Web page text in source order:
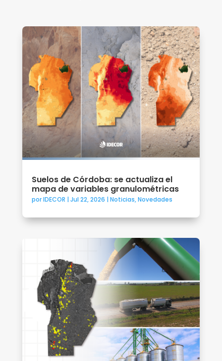
Suelos de Córdoba: se actualiza el
mapa de variables granulométricas
porIDECOR | Jul 22, 2026 | Noticias,Novedades